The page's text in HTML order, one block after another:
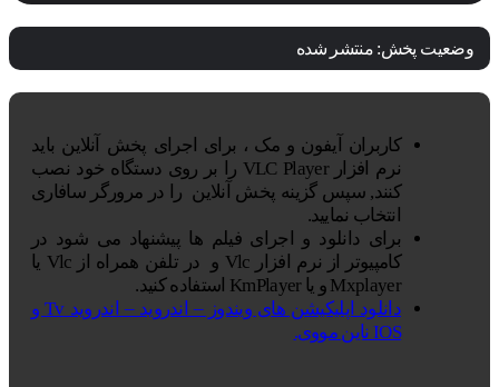
وضعیت پخش: منتشر شده
کاربران آیفون و مک ، برای اجرای پخش آنلاین باید
نرم افزار VLC Player را بر روی دستگاه خود نصب
کنند, سپس گزینه پخش آنلاین را در مرورگر سافاری
انتخاب نمایید.
برای دانلود و اجرای فیلم ها پیشنهاد می شود در
کامپیوتر از نرم افزار Vlc و در تلفن همراه از Vlc یا
Mxplayer و یا KmPlayer استفاده کنید.
دانلود اپلیکیشن های ویندوز – اندروید – اندروید Tv و
IOS ناین مووی.